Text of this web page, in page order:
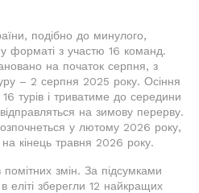
подібно до минулого,
форматі з участю 16 команд.
на початок серпня, з
– 2 серпня 2025 року. Осіння
турів і триватиме до середини
на зимову перерву.
у лютому 2026 року,
кінець травня 2026 року.
змін. За підсумками
еліті зберегли 12 найкращих